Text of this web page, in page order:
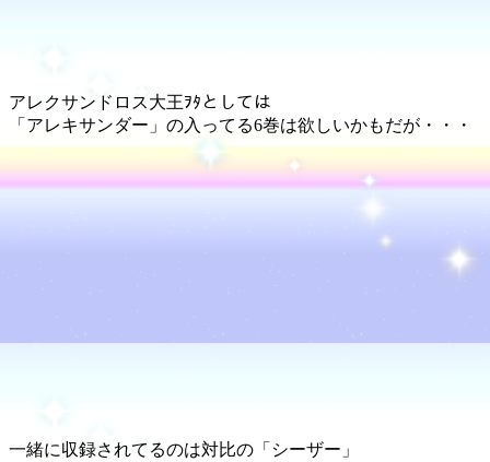
アレクサンドロス大王ｦﾀとしては
「アレキサンダー」の入ってる6巻は欲しいかもだが・・・
一緒に収録されてるのは対比の「シーザー」